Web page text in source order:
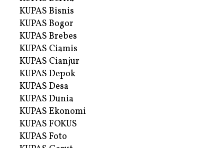
KUPAS Bisnis
KUPAS Bogor
KUPAS Brebes
KUPAS Ciamis
KUPAS Cianjur
KUPAS Depok
KUPAS Desa
KUPAS Dunia
KUPAS Ekonomi
KUPAS FOKUS
KUPAS Foto